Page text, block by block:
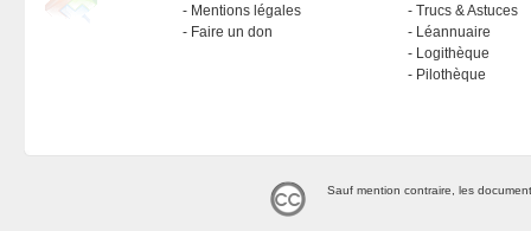
Mentions légales
Faire un don
Trucs & Astuces
Léannuaire
Logithèque
Pilothèque
Sauf mention contraire, les